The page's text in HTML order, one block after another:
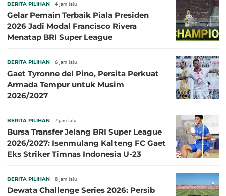
BERITA PILIHAN 4 jam lalu
Gelar Pemain Terbaik Piala Presiden
2026 Jadi Modal Francisco Rivera
Menatap BRI Super League
BERITA PILIHAN 6 jam lalu
Gaet Tyronne del Pino, Persita Perkuat
Armada Tempur untuk Musim
2026/2027
BERITA PILIHAN 7 jam lalu
Bursa Transfer Jelang BRI Super League
2026/2027: Isenmulang Kalteng FC Gaet
Eks Striker Timnas Indonesia U-23
BERITA PILIHAN 8 jam lalu
Dewata Challenge Series 2026: Persib